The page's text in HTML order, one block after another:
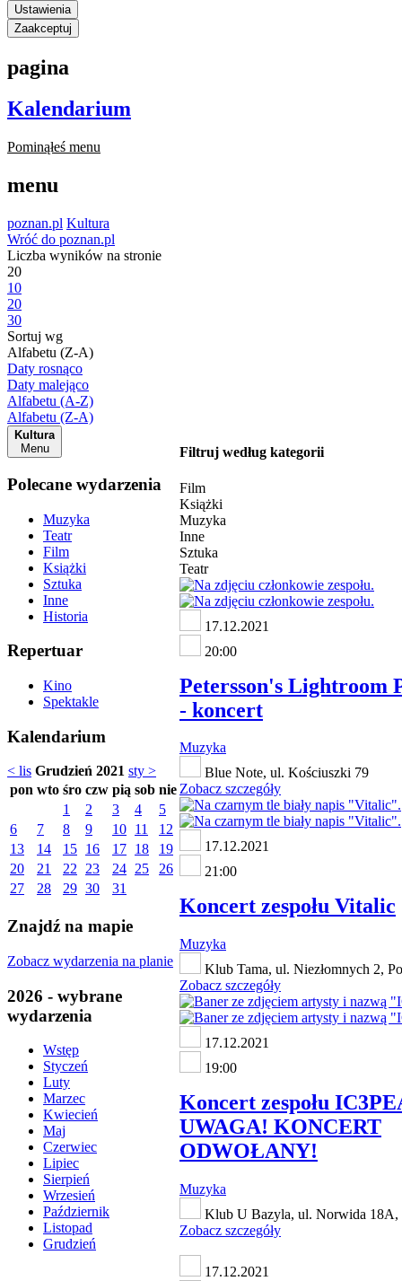
Ustawienia
Zaakceptuj
pagina
Kalendarium
Pominąłeś menu
menu
poznan.pl Kultura
Wróć do poznan.pl
Liczba wyników na stronie
20
10
20
30
Sortuj wg
Alfabetu (Z-A)
Daty rosnąco
Daty malejąco
Alfabetu (A-Z)
Alfabetu (Z-A)
Kultura
Menu
Polecane wydarzenia
Muzyka
Teatr
Film
Książki
Sztuka
Inne
Historia
Repertuar
Kino
Spektakle
Kalendarium
< lis Grudzień 2021 sty >
pon wto śro czw pią sob nie
1
2 3 4
5
6
7 8 9 10 11
12
13
14 15 16 17 18
19
20
21 22 23 24 25
26
27
28 29 30 31
Znajdź na mapie
Zobacz wydarzenia na planie
2026 - wybrane
wydarzenia
Wstęp
Styczeń
Luty
Marzec
Kwiecień
Maj
Czerwiec
Lipiec
Sierpień
Wrzesień
Październik
Listopad
Grudzień
Filtruj według kategorii
Film
Książki
Muzyka
Inne
Sztuka
Teatr
17.12.2021
20:00
Petersson's Lightroom
- koncert
Muzyka
Blue Note, ul. Kościuszki 79
Zobacz szczegóły
17.12.2021
21:00
Koncert zespołu Vitalic
Muzyka
Klub Tama, ul. Niezłomnych 2,
Zobacz szczegóły
17.12.2021
19:00
Koncert zespołu
UWAGA! KONCERT
ODWOŁANY!
Muzyka
Klub U Bazyla, ul. Norwida 18A,
Zobacz szczegóły
17.12.2021